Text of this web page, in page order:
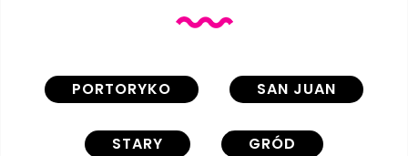
PORTORYKO SAN JUAN
STARY GRÓD